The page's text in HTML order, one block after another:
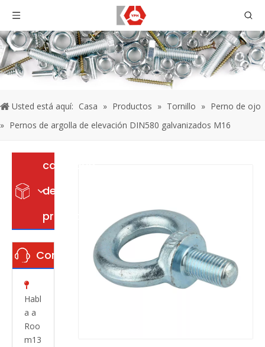
Usted está aquí: Casa » Productos » Tornillo » Perno de ojo
» Pernos de argolla de elevación DIN580 galvanizados M16
categoria
de
producto
Contáctenos

Habl
a a
Roo
m13